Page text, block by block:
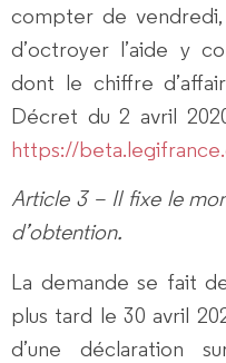
compter de
d’octroyer l’aide y
dont le chiffre
Décret du 2 avril
https://
Article 3 – Il fixe le
d’obtention.
La demande se fait
plus tard le 30 avril
d’une déclaration